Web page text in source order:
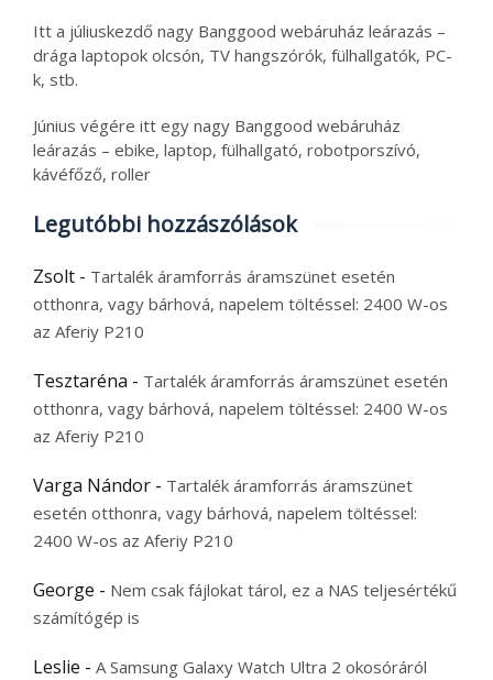
Itt a júliuskezdő nagy Banggood webáruház leárazás –
drága laptopok olcsón, TV hangszórók, fülhallgatók, PC-
k, stb.
Június végére itt egy nagy Banggood webáruház
leárazás – ebike, laptop, fülhallgató, robotporszívó,
kávéfőző, roller
Legutóbbi hozzászólások
Zsolt - Tartalék áramforrás áramszünet esetén
otthonra, vagy bárhová, napelem töltéssel: 2400 W-os
az Aferiy P210
Tesztaréna - Tartalék áramforrás áramszünet esetén
otthonra, vagy bárhová, napelem töltéssel: 2400 W-os
az Aferiy P210
Varga Nándor - Tartalék áramforrás áramszünet
esetén otthonra, vagy bárhová, napelem töltéssel:
2400 W-os az Aferiy P210
George - Nem csak fájlokat tárol, ez a NAS teljesértékű
számítógép is
Leslie - A Samsung Galaxy Watch Ultra 2 okosóráról